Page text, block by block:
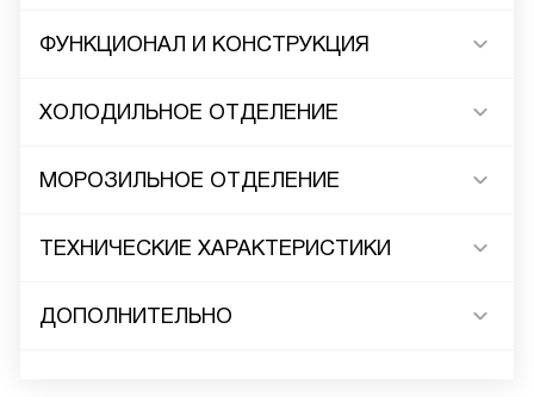
ФУНКЦИОНАЛ И КОНСТРУКЦИЯ
ХОЛОДИЛЬНОЕ ОТДЕЛЕНИЕ
МОРОЗИЛЬНОЕ ОТДЕЛЕНИЕ
ТЕХНИЧЕСКИЕ ХАРАКТЕРИСТИКИ
ДОПОЛНИТЕЛЬНО